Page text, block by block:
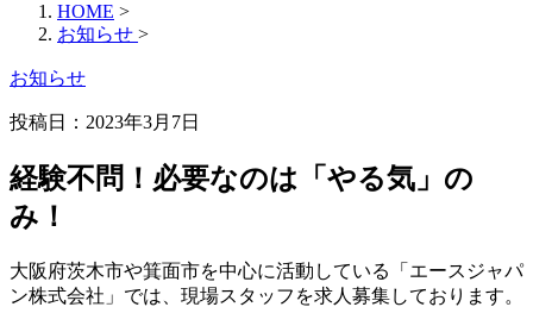
HOME >
お知らせ >
お知らせ
投稿日：2023年3月7日
経験不問！必要なのは「やる気」の
み！
大阪府茨木市や箕面市を中心に活動している「エースジャパ
ン株式会社」では、現場スタッフを求人募集しております。